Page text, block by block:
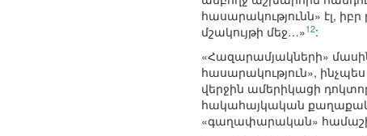
հասարակությունն» էլ,
մշակույթի մեջ…»12:
«Հազարամյակների»
հասարակություն»,
վերջին ամերիկացի
հակահայկական
«գաղափարական»